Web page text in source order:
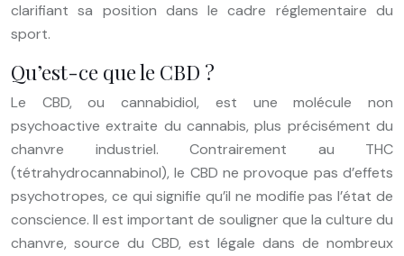
clarifiant sa position dans le cadre réglementaire du
sport.
Qu’est-ce que le CBD ?
Le CBD, ou cannabidiol, est une molécule non
psychoactive extraite du cannabis, plus précisément du
chanvre industriel. Contrairement au THC
(tétrahydrocannabinol), le CBD ne provoque pas d’effets
psychotropes, ce qui signifie qu’il ne modifie pas l’état de
conscience. Il est important de souligner que la culture du
chanvre, source du CBD, est légale dans de nombreux